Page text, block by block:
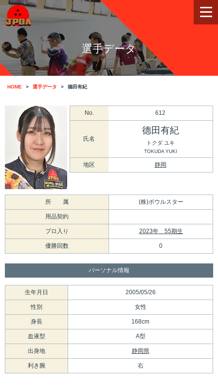
選手データ
HOME 選手データ 德田有紀
No. 612
氏名
德田有紀
トクダ ユキ
TOKUDA YUKI
地区 静岡
所 属 (株)ボウルスター
用品契約
プロ入り 2023年 55期生
優勝回数 0
パーソナル情報
生年月日 2005/05/26
性別 女性
身長 168cm
血液型 A型
出身地 静岡県
利き腕 右